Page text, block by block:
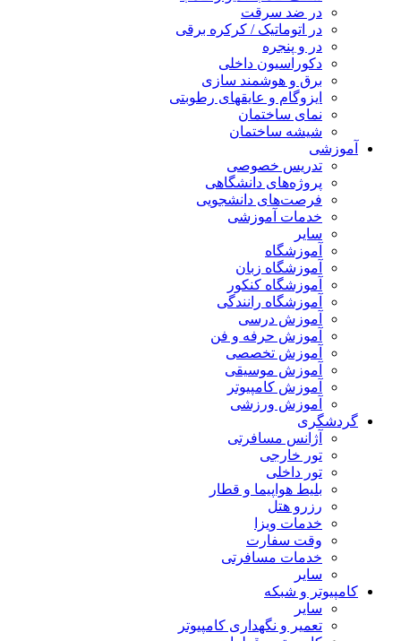
در ضد سرقت
در اتوماتیک / کرکره برقی
در و پنجره
دکوراسیون داخلی
برق و هوشمند سازی
ایزوگام و عایقهای رطوبتی
نمای ساختمان
شیشه ساختمان
آموزشی
تدریس خصوصی
پروژه‌های دانشگاهی
فرصت‌های دانشجویی
خدمات آموزشی
سایر
آموزشگاه
آموزشگاه زبان
آموزشگاه کنکور
آموزشگاه رانندگی
آموزش درسی
آموزش حرفه و فن
آموزش تخصصی
آموزش موسیقی
آموزش کامپیوتر
آموزش ورزشی
گردشگری
آژانس مسافرتی
تور خارجی
تور داخلی
بلیط هواپیما و قطار
رزرو هتل
خدمات ویزا
وقت سفارت
خدمات مسافرتی
سایر
کامپیوتر و شبکه
سایر
تعمیر و نگهداری کامپیوتر